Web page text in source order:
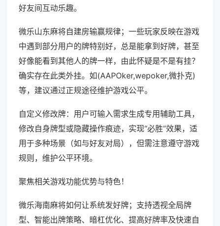
好友间互动乐趣。
微乐山东麻将自建房输赢规律；一些玩家反映在游戏
中遇到部分用户的牌特别好，总是能拿到好牌，甚至
好像能看到其他人的牌一样，由此怀疑是不是有挂？
确实存在此类外挂。如(AAPOker,wepoker,微扑克)
等，建议通过正规途径维护游戏公平。
自定义修改牌：用户可输入需求生成专用辅助工具，
修改自身牌型或隐藏操作痕迹，实现“必胜”效果，适
用于多种场景（如与好友对局），但需注意遵守游戏
规则，维护公平环境。
聚焦相关游戏功能优势与特色！
微乐海南麻将如何让系统发好牌；支持透视全局牌
型、智能出牌策略、暗杠优化、提高好牌率及快速自